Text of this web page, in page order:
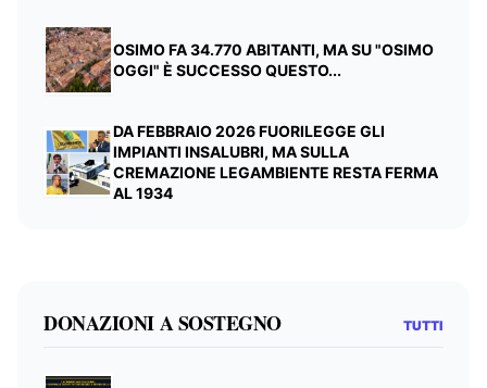
OSIMO FA 34.770 ABITANTI, MA SU "OSIMO
OGGI" È SUCCESSO QUESTO...
DA FEBBRAIO 2026 FUORILEGGE GLI
IMPIANTI INSALUBRI, MA SULLA
CREMAZIONE LEGAMBIENTE RESTA FERMA
AL 1934
DONAZIONI A SOSTEGNO TUTTI